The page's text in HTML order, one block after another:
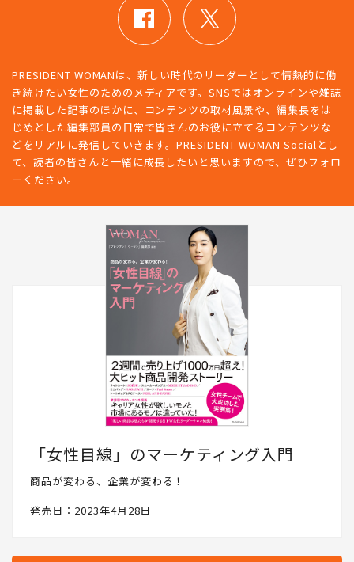
PRESIDENT WOMANは、新しい時代のリーダーとして情熱的に働
き続けたい女性のためのメディアです。SNSではオンラインや雑誌
に掲載した記事のほかに、コンテンツの取材風景や、編集長をは
じめとした編集部員の日常で皆さんのお役に立てるコンテンツな
どをリアルに発信していきます。PRESIDENT WOMAN Socialとし
て、読者の皆さんと一緒に成長したいと思いますので、ぜひフォロ
ーください。
「女性目線」のマーケティング入門
商品が変わる、企業が変わる！
発売日：2023年4月28日